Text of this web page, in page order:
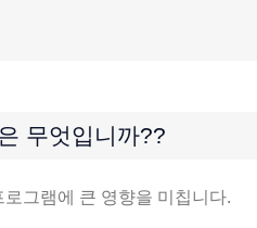
무엇입니까??
그램에 큰 영향을 미칩니다.